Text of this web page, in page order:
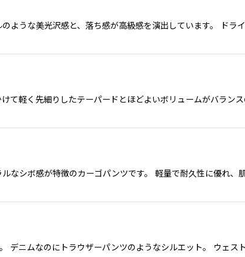
うな美光沢感と、落ち感が高級感を演出しています。 ドラ
軽く先細りしたテーパードとほどよいボリュームがバランス
シボ感が特徴のカーゴパンツです。 軽量で耐久性に優れ、
デニムなのにトラウザーパンツのようなシルエット。 ウェ